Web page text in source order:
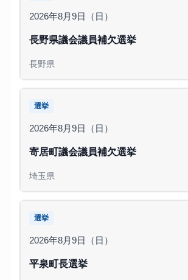
2026年8月9日（日）
長野県議会議員補欠選挙
長野県
選挙
2026年8月9日（日）
寄居町議会議員補欠選挙
埼玉県
選挙
2026年8月9日（日）
平泉町長選挙